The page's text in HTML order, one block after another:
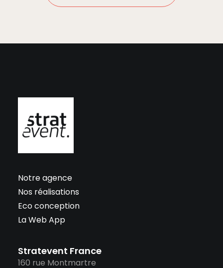
Notre agence
Nos réalisations
Eco conception
La Web App
Stratevent France
160 rue Montmartre